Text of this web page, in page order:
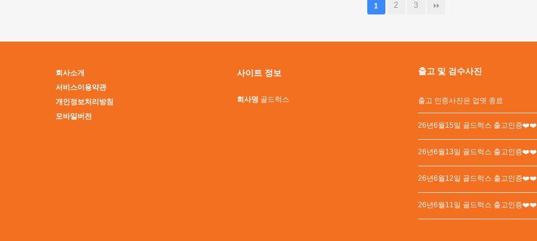
1 2 3
회사소개
서비스이용약관
개인정보처리방침
모바일버전
사이트 정보
회사명 골드럭스
출고 및 검수사진
출고 인증사진은 업뎃 종료
26년6월15일 골드럭스 출고인증❤️❤️
26년6월13일 골드럭스 출고인증❤️❤️
26년6월12일 골드럭스 출고인증❤️❤️
26년6월11일 골드럭스 출고인증❤️❤️